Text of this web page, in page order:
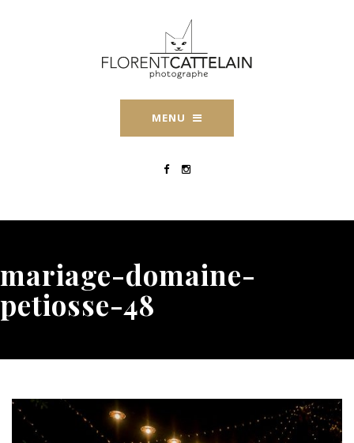
MENU
mariage-domaine-
petiosse-48